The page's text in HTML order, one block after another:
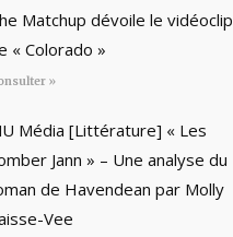
Matchup dévoile le vidéoclip
« Colorado »
»
Média [Littérature] « Les
Jann » – Une analyse du
de Havendean par Molly
Vee